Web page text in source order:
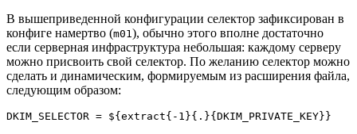
В вышеприведенной конфигурации селектор зафиксирован в
конфиге намертво (m01), обычно этого вполне достаточно
если серверная инфраструктура небольшая: каждому серверу
можно присвоить свой селектор. По желанию селектор можно
сделать и динамическим, формируемым из расширения файла,
следующим образом: